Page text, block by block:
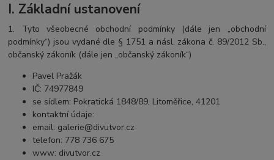
I. Základní ustanovení
1. Tyto všeobecné obchodní podmínky (dále jen „obchodní
podmínky“) jsou vydané dle § 1751 a násl. zákona č. 89/2012 Sb.,
občanský zákoník (dále jen „občanský zákoník“)
Pavel Pražák
IČ: 74977849
se sídlem: Pokratická 1848/89, Litoměřice, 41201
kontaktní údaje:
email: galerie@divutvor.cz
telefon: 778 736 675
www: divutvor.cz